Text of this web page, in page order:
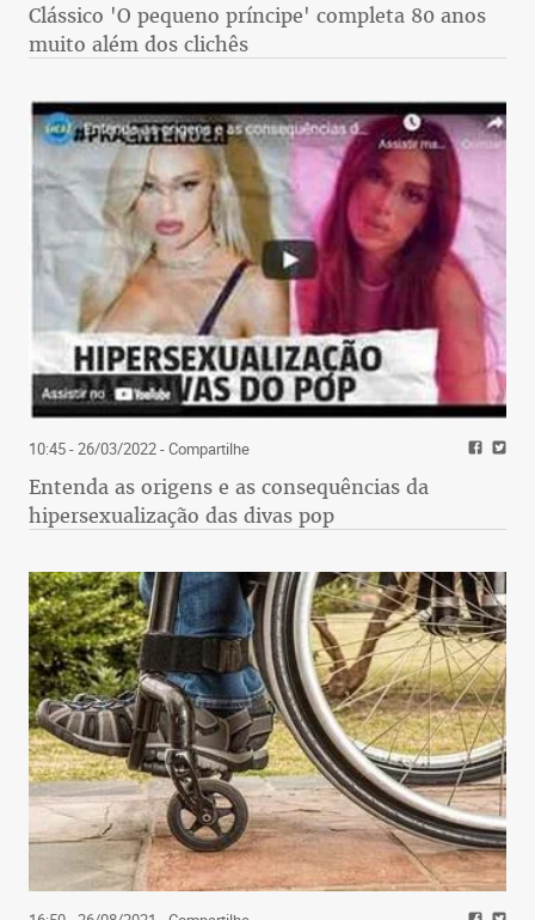
Clássico 'O pequeno príncipe' completa 80 anos
muito além dos clichês
10:45 - 26/03/2022- Compartilhe
Entenda as origens e as consequências da
hipersexualização das divas pop